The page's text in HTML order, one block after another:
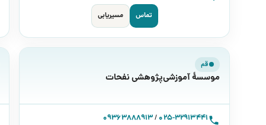
تماس مسیریابی
قم
موسسۀ آموزشی‌پژوهشی نفحات
025-32913441
/
09363888913